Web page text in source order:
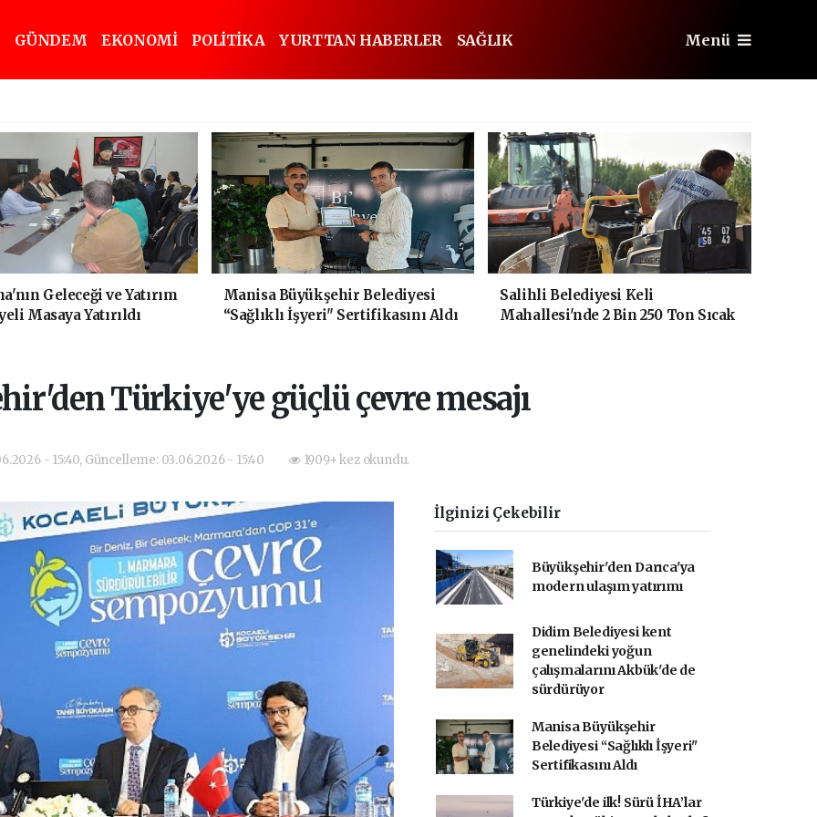
GÜNDEM EKONOMİ POLİTİKA YURTTAN HABERLER SAĞLIK Menü
Geleceği ve Yatırım
Masaya Yatırıldı
Manisa Büyükşehir Belediyesi
“Sağlıklı İşyeri" Sertifikasını Aldı
Salihli Belediyesi Keli
Mahallesi'nde 2 Bin 250 Ton Sıcak
Türkiye'ye güçlü çevre mesajı
- 15:40, Güncelleme: 03.06.2026 - 15:40 1909+ kez okundu.
İlginizi Çekebilir
Büyükşehir'den Darıca'ya
modern ulaşım yatırımı
Didim Belediyesi kent
genelindeki yoğun
çalışmalarını Akbük'de de
sürdürüyor
Manisa Büyükşehir
Belediyesi “Sağlıklı İşyeri"
Sertifikasını Aldı
Türkiye'de ilk! Sürü İHA’lar